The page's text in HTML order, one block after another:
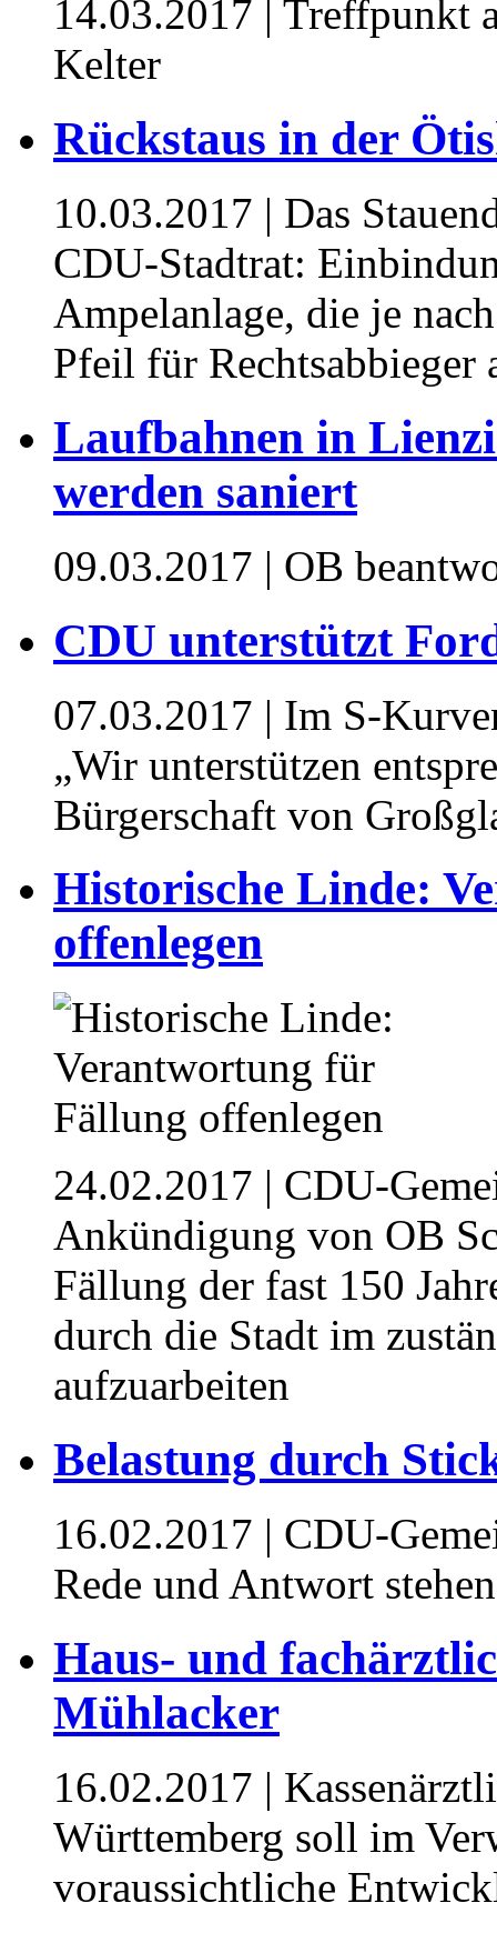
14.03.2017 | Treffpunkt
Kelter
Rückstaus in der
10.03.2017 | Das
CDU-Stadtrat:
Ampelanlage, die je
Pfeil für Rechtsabbieger
Laufbahnen in
werden saniert
09.03.2017 | OB
CDU unterstützt
07.03.2017 | Im S-
„Wir unterstützen
Bürgerschaft von
Historische Linde:
offenlegen
24.02.2017 | CDU-
Ankündigung von OB
Fällung der fast 150
durch die Stadt im
aufzuarbeiten
Belastung durch
16.02.2017 | CDU-
Rede und Antwort
Haus- und
Mühlacker
16.02.2017 |
Württemberg soll im
voraussichtliche